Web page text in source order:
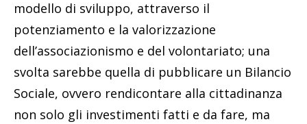
modello di sviluppo, attraverso il
potenziamento e la valorizzazione
dell’associazionismo e del volontariato; una
svolta sarebbe quella di pubblicare un Bilancio
Sociale, ovvero rendicontare alla cittadinanza
non solo gli investimenti fatti e da fare, ma